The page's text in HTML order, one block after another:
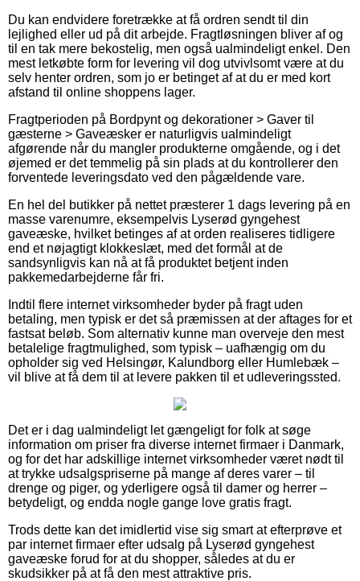
Du kan endvidere foretrække at få ordren sendt til din
lejlighed eller ud på dit arbejde. Fragtløsningen bliver af og
til en tak mere bekostelig, men også ualmindeligt enkel. Den
mest letkøbte form for levering vil dog utvivlsomt være at du
selv henter ordren, som jo er betinget af at du er med kort
afstand til online shoppens lager.
Fragtperioden på Bordpynt og dekorationer > Gaver til
gæsterne > Gaveæsker er naturligvis ualmindeligt
afgørende når du mangler produkterne omgående, og i det
øjemed er det temmelig på sin plads at du kontrollerer den
forventede leveringsdato ved den pågældende vare.
En hel del butikker på nettet præsterer 1 dags levering på en
masse varenumre, eksempelvis Lyserød gyngehest
gaveæske, hvilket betinges af at orden realiseres tidligere
end et nøjagtigt klokkeslæt, med det formål at de
sandsynligvis kan nå at få produktet betjent inden
pakkemedarbejderne får fri.
Indtil flere internet virksomheder byder på fragt uden
betaling, men typisk er det så præmissen at der aftages for et
fastsat beløb. Som alternativ kunne man overveje den mest
betalelige fragtmulighed, som typisk – uafhængig om du
opholder sig ved Helsingør, Kalundborg eller Humlebæk –
vil blive at få dem til at levere pakken til et udleveringssted.
Det er i dag ualmindeligt let gængeligt for folk at søge
information om priser fra diverse internet firmaer i Danmark,
og for det har adskillige internet virksomheder været nødt til
at trykke udsalgspriserne på mange af deres varer – til
drenge og piger, og yderligere også til damer og herrer –
betydeligt, og endda nogle gange love gratis fragt.
Trods dette kan det imidlertid vise sig smart at efterprøve et
par internet firmaer efter udsalg på Lyserød gyngehest
gaveæske forud for at du shopper, således at du er
skudsikker på at få den mest attraktive pris.